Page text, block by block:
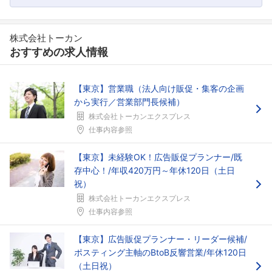
株式会社トーカン
おすすめの求人情報
【東京】営業職（法人向け販促・集客の企画
から実行／営業部門長候補）
株式会社トーカンエクスプレス
仕事内容参照
【東京】未経験OK！広告販促プランナー/既
存中心！/年収420万円～年休120日（土日
祝）
株式会社トーカンエクスプレス
仕事内容参照
【東京】広告販促プランナー・リーダー候補/
ポスティング主軸のBtoB反響営業/年休120日
（土日祝）